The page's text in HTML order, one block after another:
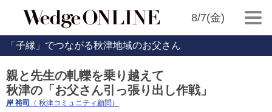
8/7(金)
「子縁」でつながる秋津地域のお父さん
親と先生の軋轢を乗り越えて
秋津の「お父さん引っ張り出し作戦」
岸 裕司 （ 秋津コミュニティ顧問）